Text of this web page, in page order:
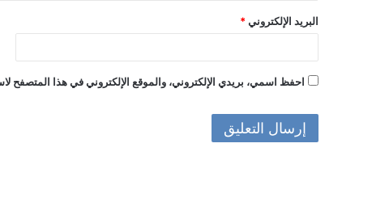
البريد الإلكتروني *
احفظ اسمي، بريدي الإلكتروني، والموقع الإلكتروني في هذا المتصفح